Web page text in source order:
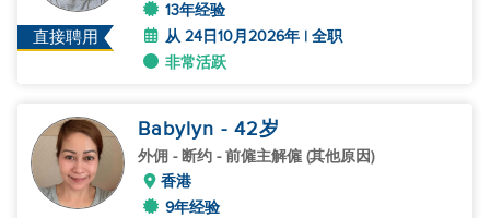
直接聘用
13年经验
从 24日10月2026年 | 全职
非常活跃
Babylyn - 42岁
外佣 - 断约 - 前僱主解僱 (其他原因)
香港
9年经验